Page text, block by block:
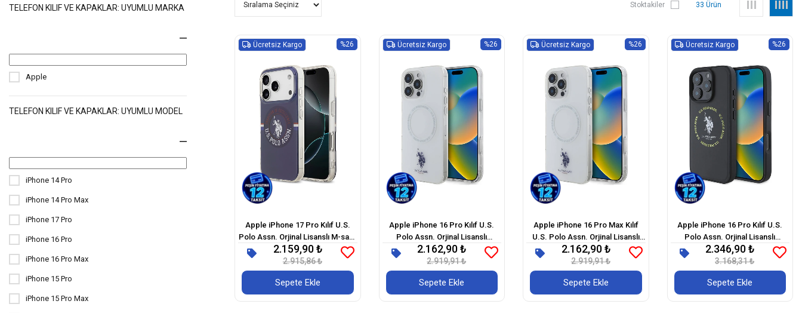
TELEFON KILIF VE KAPAKLAR: UYUMLU MARKA
Apple
TELEFON KILIF VE KAPAKLAR: UYUMLU MODEL
iPhone 14 Pro
iPhone 14 Pro Max
iPhone 17 Pro
iPhone 16 Pro
iPhone 16 Pro Max
iPhone 15 Pro
iPhone 15 Pro Max
Stoktakiler 33 Ürün
Apple iPhone 17 Pro Kılıf U.S.
Polo Assn. Orjinal Lisanslı M-safe
Şarj Özellikli IML Stripe Logolu
Kapak
2.159,90 ₺
2.915,86 ₺
Sepete Ekle
%26
Ücretsiz Kargo
Apple iPhone 16 Pro Kılıf U.S.
Polo Assn. Orjinal Lisanslı
Magsafe Şarj Özellikli IML
Double Horse Logolu Ring Kapak
2.162,90 ₺
2.919,91 ₺
Sepete Ekle
%26
Ücretsiz Kargo
Apple iPhone 16 Pro Max Kılıf
U.S. Polo Assn. Orjinal Lisanslı
Magsafe Şarj Özellikli IML
Double Horse Logolu Ring Kapak
2.162,90 ₺
2.919,91 ₺
Sepete Ekle
%26
Ücretsiz Kargo
Apple iPhone 16 Pro Kılıf U.S.
Polo Assn. Orjinal Lisanslı
Magsafe Şarj Özellikli Circle ve
Double Horse Logolu Deri Kapak
2.346,90 ₺
3.168,31 ₺
Sepete Ekle
%26
Ücretsiz Kargo